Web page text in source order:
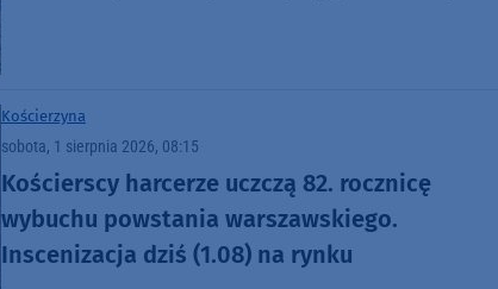
Kościerzyna
sobota, 1 sierpnia 2026, 08:15
Kościerscy harcerze uczczą 82. rocznicę
wybuchu powstania warszawskiego.
Inscenizacja dziś (1.08) na rynku